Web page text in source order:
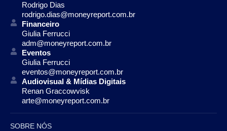
Rodrigo Dias
rodrigo.dias@moneyreport.com.br
Financeiro
Giulia Ferrucci
adm@moneyreport.com.br
Eventos
Giulia Ferrucci
eventos@moneyreport.com.br
Audiovisual & Mídias Digitais
Renan Graccowvisk
arte@moneyreport.com.br
SOBRE NÓS